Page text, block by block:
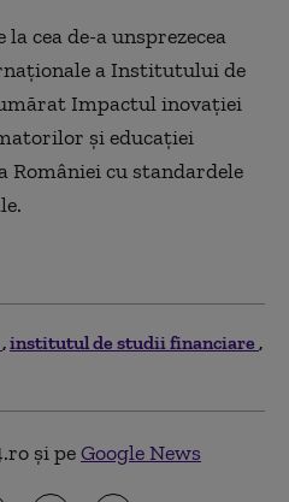
cea de-a unsprezecea
a Institutului de
Impactul inovației
și educației
României cu standardele
institutul de studii financiare
și peGoogle News